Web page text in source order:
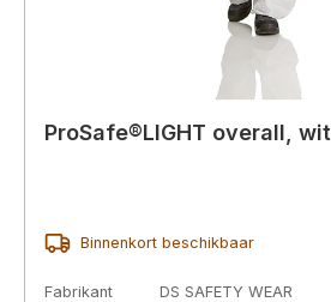
ProSafe®LIGHT overall, wit
Binnenkort beschikbaar
Fabrikant
DS SAFETY WEAR